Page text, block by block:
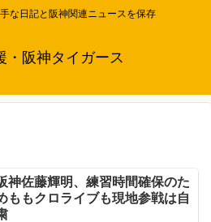
な日記と阪神関連ニュースを保存
・阪神タイガース
神佐藤輝明、練習時間確保のた
ももクロライブも現地参戦は自